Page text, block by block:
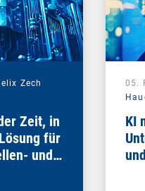
Zech
Zeit, in
für
und
05.
KI